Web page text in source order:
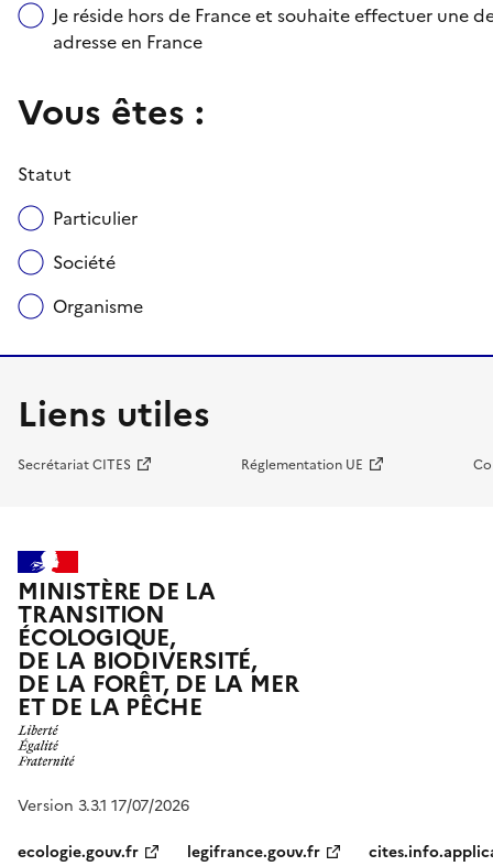
Je réside hors de France et souhaite effectuer une
adresse en France
Vous êtes :
Statut
Particulier
Société
Organisme
Liens utiles
Secrétariat CITES Réglementation UE
MINISTÈRE DE LA
TRANSITION
ÉCOLOGIQUE,
DE LA BIODIVERSITÉ,
DE LA FORÊT, DE LA MER
ET DE LA PÊCHE
Version 3.3.1 17/07/2026
ecologie.gouv.fr
legifrance.gouv.fr